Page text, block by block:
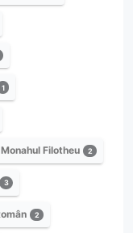
1
Monahul Filotheu 2
3
2